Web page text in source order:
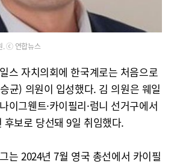
. ⓒ 연합뉴스
스 자치의회에 한국계로는 처음으로
균) 의원이 입성했다. 김 의원은 웨일
이그웬트·카이필리·럼니 선거구에서
후보로 당선돼 9일 취임했다.
는 2024년 7월 영국 총선에서 카이필